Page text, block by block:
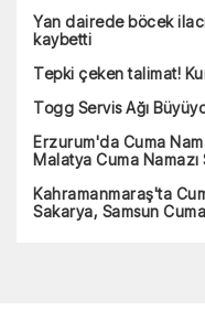
Yan dairede böcek ilacı
kaybetti
Tepki çeken talimat!
Togg Servis Ağı
Erzurum'da Cuma
Malatya Cuma
Kahramanmaraş'ta
Sakarya, Samsun